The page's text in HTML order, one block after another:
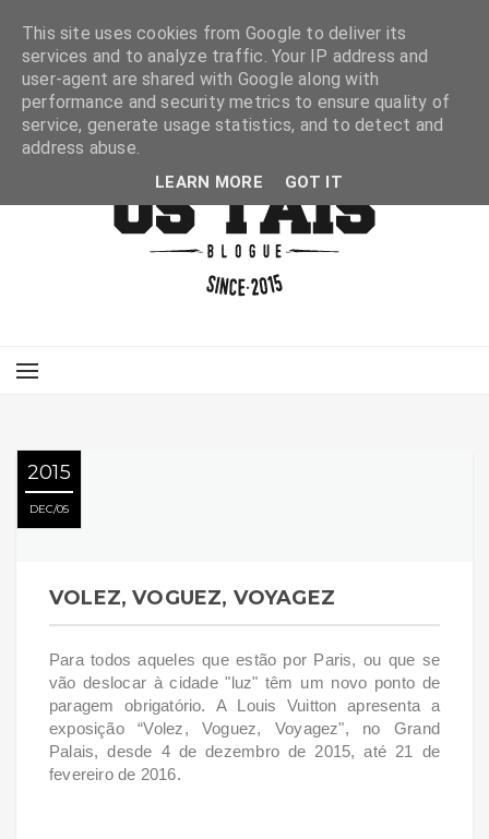
2015
DEC 05
VOLEZ, VOGUEZ, VOYAGEZ
Para todos aqueles que estão por Paris, ou que se
vão deslocar à cidade "luz" têm um novo ponto de
paragem obrigatório.A Louis Vuitton apresenta a
exposição“Volez, Voguez, Voyagez", no Grand
Palais, desde 4 de dezembro de 2015, até 21 de
fevereiro de 2016.
This site uses cookies from Google to deliver its
services and to analyze traffic. Your IP address and
user-agent are shared with Google along with
performance and security metrics to ensure quality of
service, generate usage statistics, and to detect and
address abuse.
LEARN MORE GOT IT